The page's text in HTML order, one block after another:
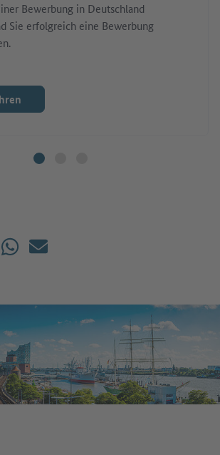
Bewerbung in Deutschland
Sie erfolgreich eine Bewerbung
(vorher: Twitter)
auf Facebook
Teilen auf WhatsApp
Mailen